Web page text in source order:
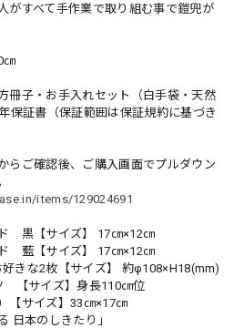
がすべて手作業で取り組む事で鎧兜が
㎝
冊子・お手入れセット（白手袋・天然
保証書（保証範囲は保証規約に基づき
らご確認後、ご購入画面でプルダウン
items/129024691
黒【サイズ】 17㎝×12㎝
藍【サイズ】 17㎝×12㎝
きな2枚【サイズ】 約φ108×H18(mm)
【サイズ】身長110㎝位
【サイズ】33㎝×17㎝
日本のしきたり」